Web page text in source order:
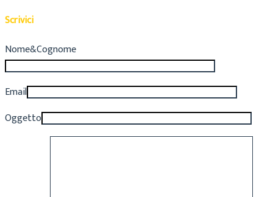
Scrivici
Nome&Cognome
Email
Oggetto